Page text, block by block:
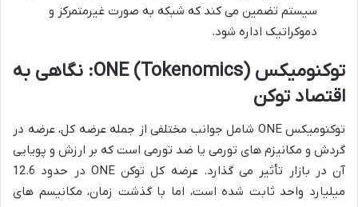
سیستم تضمین می کند که شبکه به صورت غیرمتمرکز و
دموکراتیک اداره شود.
توکنومیکس (Tokenomics) ONE: نگاهی به
اقتصاد توکن
توکنومیکس ONE شامل جوانب مختلفی از جمله عرضه کل، عرضه در
گردش و مکانیزم های تورمی یا ضد تورمی است که بر ارزش و پویایی
آن در بازار تأثیر می گذارد. عرضه کل توکن ONE در حدود 12.6
میلیارد واحد ثابت شده است، اما با گذشت زمان، مکانیسم های